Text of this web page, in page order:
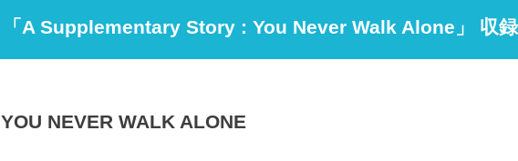
「A Supplementary Story : You Never Walk Alone」 収
YOU NEVER WALK ALONE